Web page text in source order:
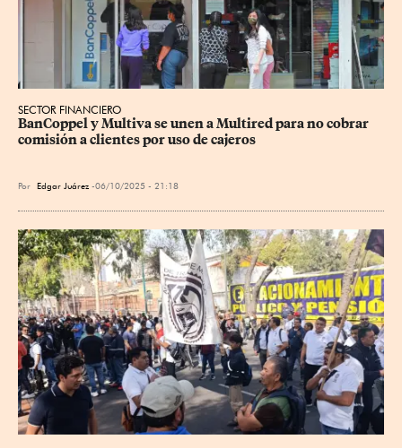
SECTOR FINANCIERO
BanCoppel y Multiva se unen a Multired para no cobrar
comisión a clientes por uso de cajeros
Por Edgar Juárez 06/10/2025 - 21:18